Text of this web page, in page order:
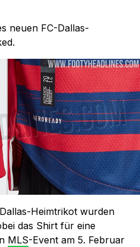
neuen FC-Dallas-
Heimtrikot wurden
das Shirt für eine
MLS-Event am 5. Februar